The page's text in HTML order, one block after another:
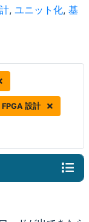
, ユニット化, 基
FPGA 設計